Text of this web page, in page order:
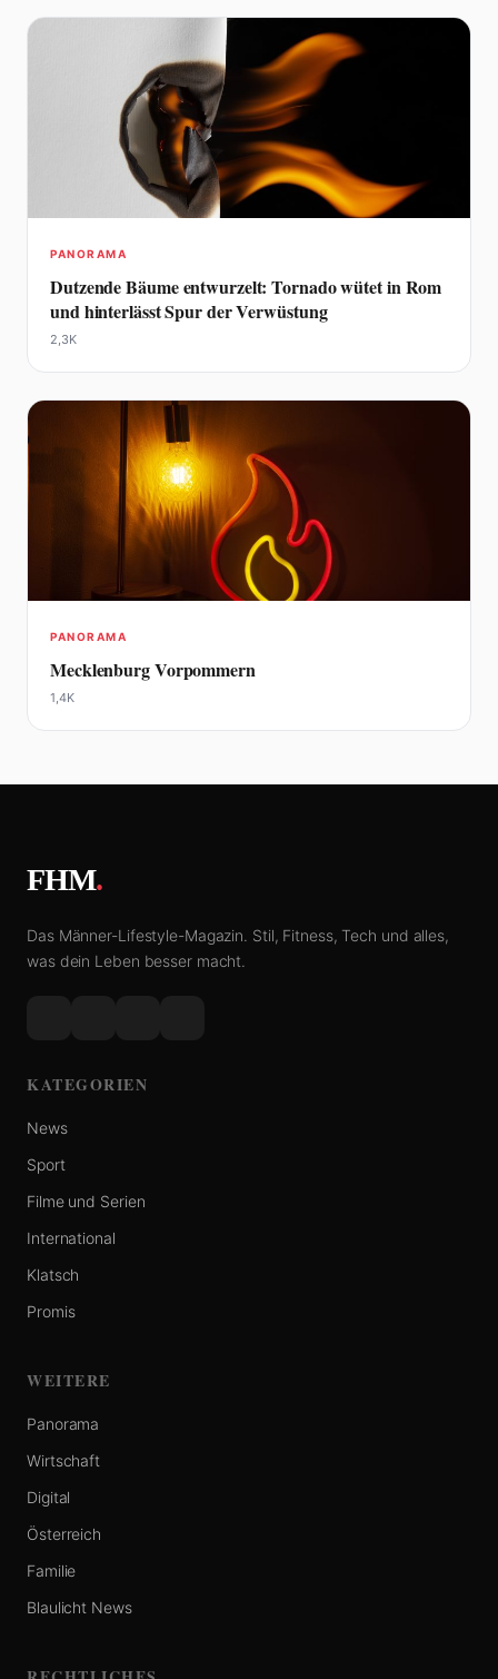
PANORAMA
Dutzende Bäume entwurzelt: Tornado wütet in Rom
und hinterlässt Spur der Verwüstung
2,3K
PANORAMA
Mecklenburg Vorpommern
1,4K
FHM.
Das Männer-Lifestyle-Magazin. Stil, Fitness, Tech und alles,
was dein Leben besser macht.
KATEGORIEN
News
Sport
Filme und Serien
International
Klatsch
Promis
WEITERE
Panorama
Wirtschaft
Digital
Österreich
Familie
Blaulicht News